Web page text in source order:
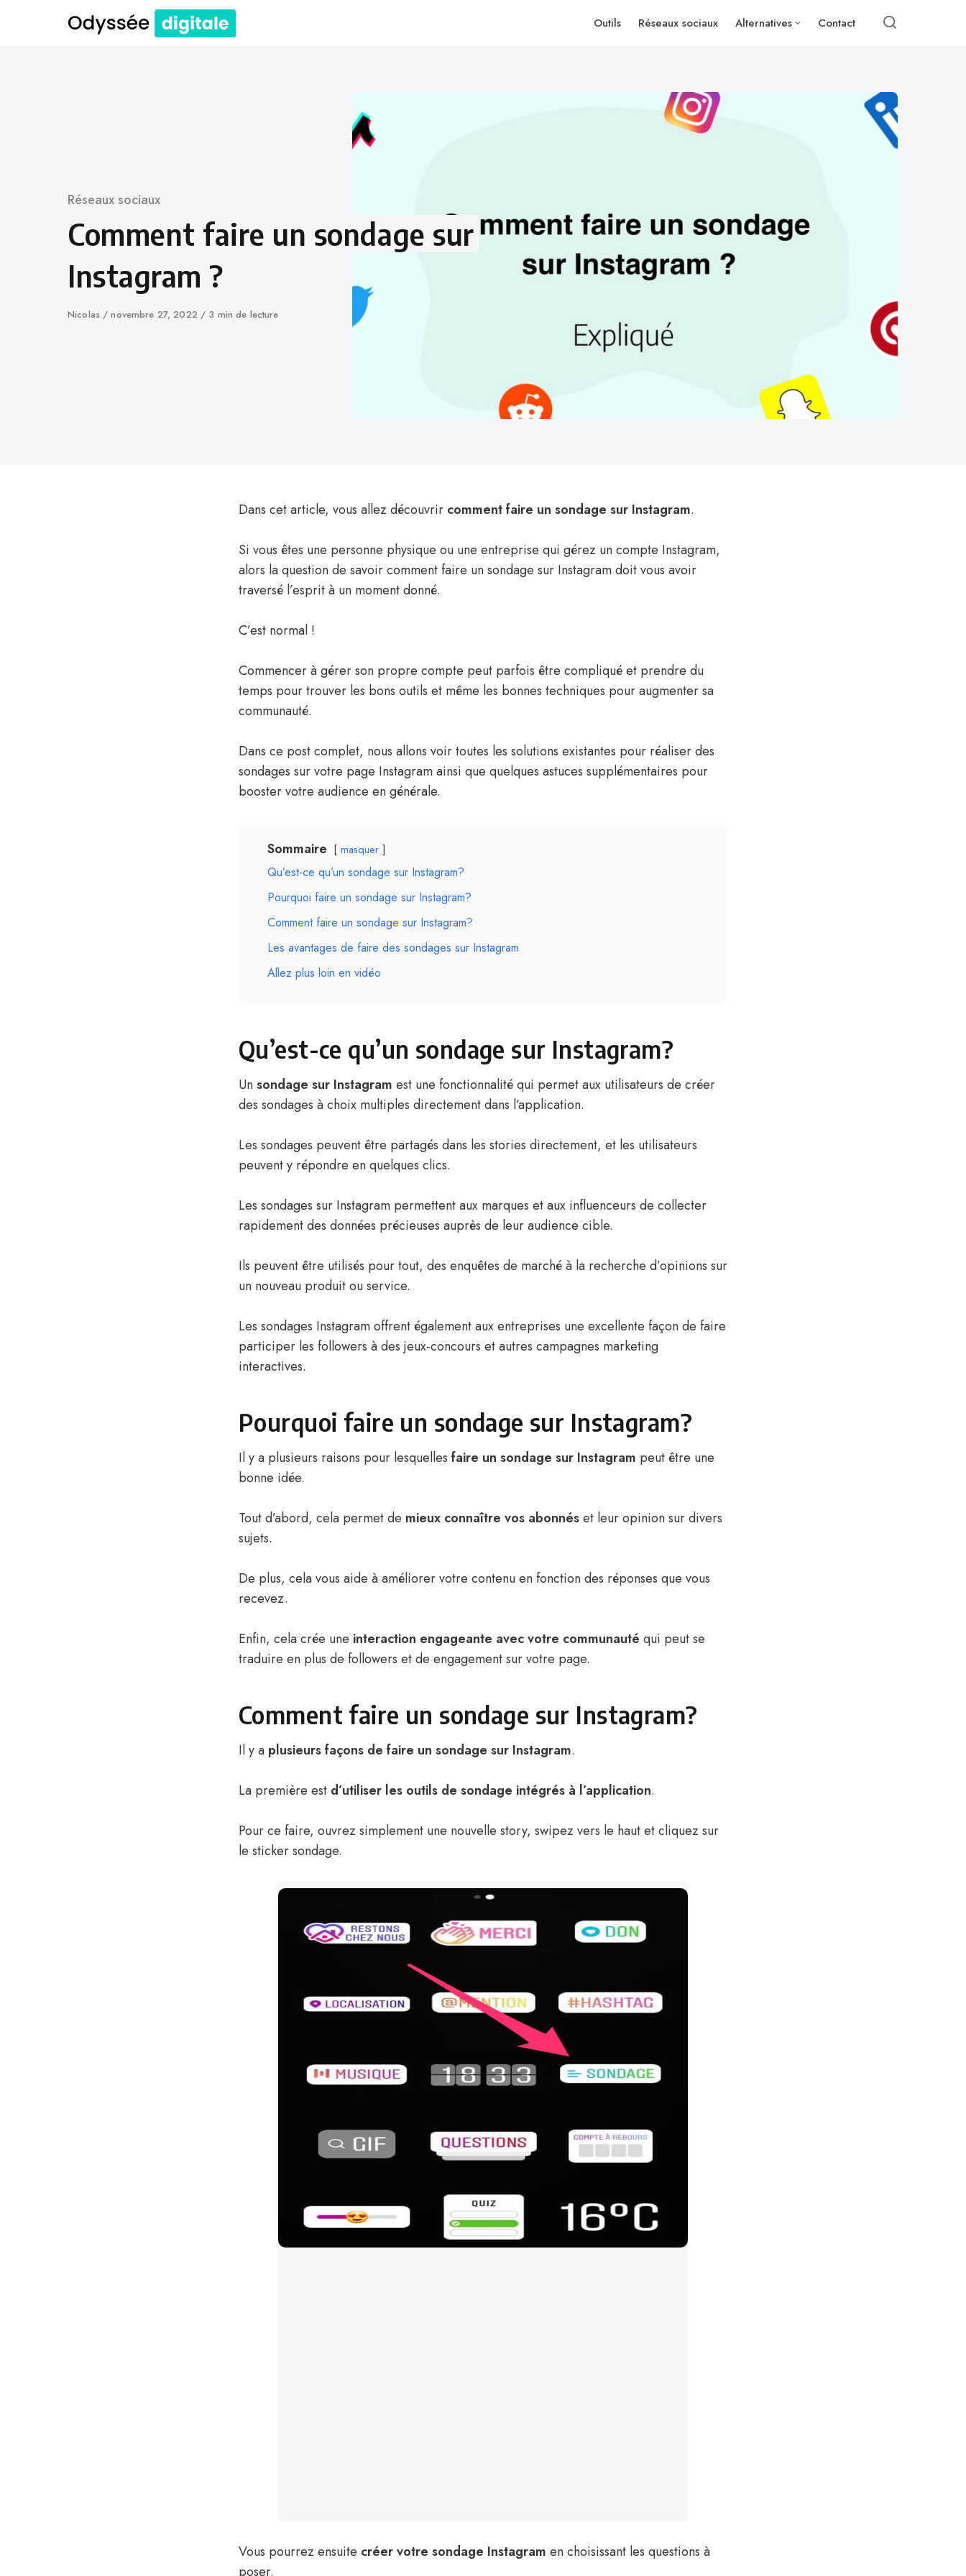
Outils Réseaux sociaux Alternatives Contact
Catégorie
Réseaux sociaux
Comment faire un sondage sur
Instagram ?
Auteur
Nicolas
Publié
novembre 27, 2022 3 min de lecture
Dans cet article, vous allez découvrir comment faire un sondage sur Instagram.
Si vous êtes une personne physique ou une entreprise qui gérez un compte Instagram,
alors la question de savoir comment faire un sondage sur Instagram doit vous avoir
traversé l’esprit à un moment donné.
C’est normal !
Commencer à gérer son propre compte peut parfois être compliqué et prendre du
temps pour trouver les bons outils et même les bonnes techniques pour augmenter sa
communauté.
Dans ce post complet, nous allons voir toutes les solutions existantes pour réaliser des
sondages sur votre page Instagram ainsi que quelques astuces supplémentaires pour
booster votre audience en générale.
Sommaire masquer
Qu’est-ce qu’un sondage sur Instagram?
Pourquoi faire un sondage sur Instagram?
Comment faire un sondage sur Instagram?
Les avantages de faire des sondages sur Instagram
Allez plus loin en vidéo
Qu’est-ce qu’un sondage sur Instagram?
Unsondage sur Instagram est une fonctionnalité qui permet aux utilisateurs de créer
des sondages à choix multiples directement dans l’application.
Les sondages peuvent être partagés dans les stories directement, et les utilisateurs
peuvent y répondre en quelques clics.
Les sondages sur Instagram permettent aux marques et aux influenceurs de collecter
rapidement des données précieuses auprès de leur audience cible.
Ils peuvent être utilisés pour tout, des enquêtes de marché à la recherche d’opinions sur
un nouveau produit ou service.
Les sondages Instagram offrent également aux entreprises une excellente façon de faire
participer les followers à des jeux-concours et autres campagnes marketing
interactives.
Pourquoi faire un sondage sur Instagram?
Il y a plusieurs raisons pour lesquelles faire un sondage sur Instagram peut être une
bonne idée.
Tout d’abord, cela permet de mieux connaître vos abonnéset leur opinion sur divers
sujets.
De plus, cela vous aide à améliorer votre contenu en fonction des réponses que vous
recevez.
Enfin, cela crée une interaction engageante avec votre communauté qui peut se
traduire en plus de followers et de engagement sur votre page.
Comment faire un sondage sur Instagram?
Il y a plusieurs façons de faire un sondage sur Instagram.
La première est d’utiliser les outils de sondage intégrés à l’application.
Pour ce faire, ouvrez simplement une nouvelle story, swipez vers le haut et cliquez sur
le sticker sondage.
Vous pourrez ensuite créer votre sondage Instagram en choisissant les questions à
poser.